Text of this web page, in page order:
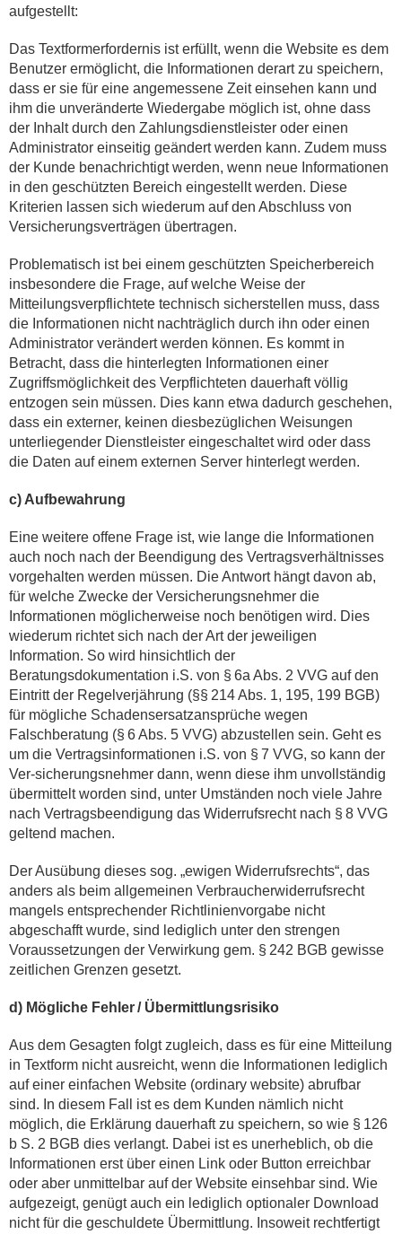
aufgestellt:
Das Textformerfordernis ist erfüllt, wenn die Website es dem
Benutzer ermöglicht, die Informationen derart zu speichern,
dass er sie für eine angemessene Zeit einsehen kann und
ihm die unveränderte Wiedergabe möglich ist, ohne dass
der Inhalt durch den Zahlungsdienstleister oder einen
Administrator einseitig geändert werden kann. Zudem muss
der Kunde benachrichtigt werden, wenn neue Informationen
in den geschützten Bereich eingestellt werden. Diese
Kriterien lassen sich wiederum auf den Abschluss von
Versicherungsverträgen übertragen.
Problematisch ist bei einem geschützten Speicherbereich
insbesondere die Frage, auf welche Weise der
Mitteilungsverpflichtete technisch sicherstellen muss, dass
die Informationen nicht nachträglich durch ihn oder einen
Administrator verändert werden können. Es kommt in
Betracht, dass die hinterlegten Informationen einer
Zugriffsmöglichkeit des Verpflichteten dauerhaft völlig
entzogen sein müssen. Dies kann etwa dadurch geschehen,
dass ein externer, keinen diesbezüglichen Weisungen
unterliegender Dienstleister eingeschaltet wird oder dass
die Daten auf einem externen Server hinterlegt werden.
c) Aufbewahrung
Eine weitere offene Frage ist, wie lange die Informationen
auch noch nach der Beendigung des Vertragsverhältnisses
vorgehalten werden müssen. Die Antwort hängt davon ab,
für welche Zwecke der Versicherungsnehmer die
Informationen möglicherweise noch benötigen wird. Dies
wiederum richtet sich nach der Art der jeweiligen
Information. So wird hinsichtlich der
Beratungsdokumentation i.S. von § 6a Abs. 2 VVG auf den
Eintritt der Regelverjährung (§§ 214 Abs. 1, 195, 199 BGB)
für mögliche Schadensersatzansprüche wegen
Falschberatung (§ 6 Abs. 5 VVG) abzustellen sein. Geht es
um die Vertragsinformationen i.S. von § 7 VVG, so kann der
Ver-sicherungsnehmer dann, wenn diese ihm unvollständig
übermittelt worden sind, unter Umständen noch viele Jahre
nach Vertragsbeendigung das Widerrufsrecht nach § 8 VVG
geltend machen.
Der Ausübung dieses sog. „ewigen Widerrufsrechts“, das
anders als beim allgemeinen Verbraucherwiderrufsrecht
mangels entsprechender Richtlinienvorgabe nicht
abgeschafft wurde, sind lediglich unter den strengen
Voraussetzungen der Verwirkung gem. § 242 BGB gewisse
zeitlichen Grenzen gesetzt.
d) Mögliche Fehler / Übermittlungsrisiko
Aus dem Gesagten folgt zugleich, dass es für eine Mitteilung
in Textform nicht ausreicht, wenn die Informationen lediglich
auf einer einfachen Website (ordinary website) abrufbar
sind. In diesem Fall ist es dem Kunden nämlich nicht
möglich, die Erklärung dauerhaft zu speichern, so wie § 126
b S. 2 BGB dies verlangt. Dabei ist es unerheblich, ob die
Informationen erst über einen Link oder Button erreichbar
oder aber unmittelbar auf der Website einsehbar sind. Wie
aufgezeigt, genügt auch ein lediglich optionaler Download
nicht für die geschuldete Übermittlung. Insoweit rechtfertigt